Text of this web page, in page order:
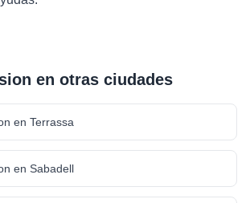
en otras ciudades
en Terrassa
en Sabadell